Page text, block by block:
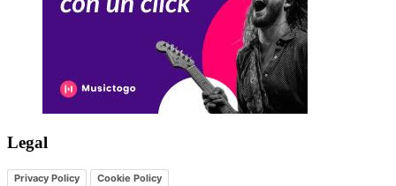
Legal
Privacy Policy Cookie Policy